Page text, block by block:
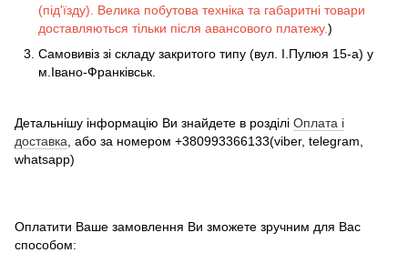
(під'їзду). Велика побутова техніка та габаритні товари
доставляються тільки після авансового платежу.)
Самовивіз зі складу закритого типу (вул. І.Пулюя 15-а) у
м.Івано-Франківськ.
Детальнішу інформацію Ви знайдете в розділі Оплата і
доставка , або за номером +380993366133(viber, telegram,
whatsapp)
Оплатити Ваше замовлення Ви зможете зручним для Вас
способом: